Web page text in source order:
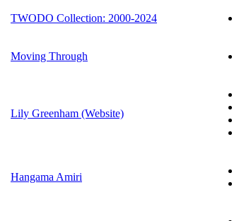
TWODO Collection: 2000-2024
Moving Through
Lily Greenham (Website)
Hangama Amiri